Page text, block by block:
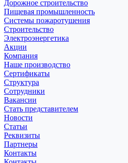
Дорожное строительство
Пищевая промышленность
Системы пожаротушения
Строительство
Электроэнергетика
Акции
Компания
Наше производство
Сертификаты
Структура
Сотрудники
Вакансии
Стать представителем
Новости
Статьи
Реквизиты
Партнеры
Контакты